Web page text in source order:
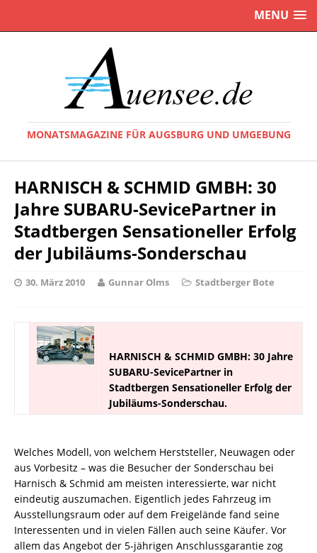
MENU
MONATSMAGAZINE FÜR AUGSBURG UND UMGEBUNG
HARNISCH & SCHMID GMBH: 30
Jahre SUBARU-SevicePartner in
Stadtbergen Sensationeller Erfolg
der Jubiläums-Sonderschau
30. März 2010 Gunnar Olms Stadtberger Bote
HARNISCH & SCHMID GMBH: 30 Jahre
SUBARU-SevicePartner in
Stadtbergen Sensationeller Erfolg der
Jubiläums-Sonderschau.
Welches Modell, von welchem Herststeller, Neuwagen oder
aus Vorbesitz – was die Besucher der Sonderschau bei
Harnisch & Schmid am meisten interessierte, war nicht
eindeutig auszumachen. Eigentlich jedes Fahrzeug im
Ausstellungsraum oder auf dem Freigelände fand seine
Interessenten und in vielen Fällen auch seine Käufer. Vor
allem das Angebot der 5-jährigen Anschlussgarantie zog